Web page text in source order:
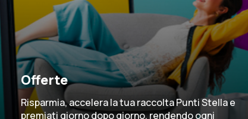
Offerte
Risparmia, accelera la tua raccolta Punti Stella e
premiati giorno dopo giorno, rendendo ogni